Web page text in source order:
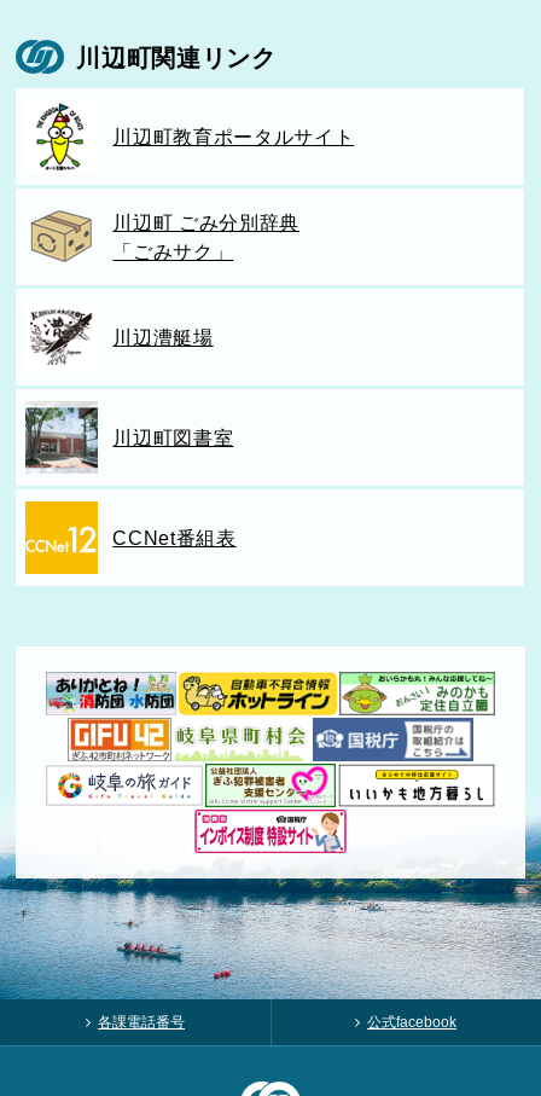
川辺町関連リンク
川辺町教育ポータルサイト
川辺町 ごみ分別辞典
「ごみサク」
川辺漕艇場
川辺町図書室
CCNet番組表
各課電話番号 公式facebook